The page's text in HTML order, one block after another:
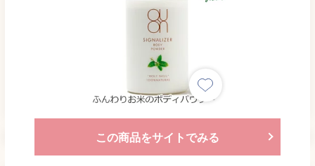
この商品をサイトでみる